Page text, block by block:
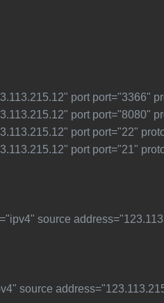
port port="3366"
port port="8080"
port port="22"
port port="21"
source
source